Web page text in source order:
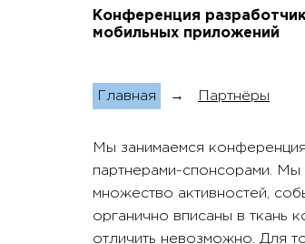
Конференция
мобильных приложений
Главная → Партнёры
Мы занимаемся
партнерами-спонсорами. Мы
множество активностей,
органично вписаны в ткань
отличить невозможно. Для